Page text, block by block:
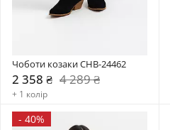
Чоботи козаки CHB-24462
2 358 ₴ 4 289 ₴
+ 1 колір
- 40%